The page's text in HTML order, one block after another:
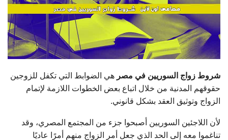
شروط زواج السوريين في مصر هي الضوابط التي تكفل للزوجين
حقوقهم المدنية من خلال اتباع بعض الخطوات اللازمة لإتمام
الزواج وتوثيق العقد بشكل قانوني.
لأن اللاجئين السوريين أصبحوا جزء من المجتمع المصري، وقد
تناغموا معه إلى الحد الذي جعل أمر الزواج منهم أمرًا عاديًا